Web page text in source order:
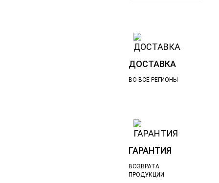
ДОСТАВКА
ВО ВСЕ РЕГИОНЫ
ГАРАНТИЯ
ВОЗВРАТА
ПРОДУКЦИИ